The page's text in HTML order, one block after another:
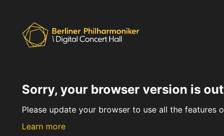
Sorry, your browser version is
Please update your browser to use all the features
Learn more